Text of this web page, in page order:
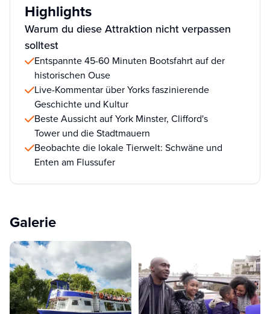
Highlights
Warum du diese Attraktion nicht verpassen
solltest
Entspannte 45-60 Minuten Bootsfahrt auf der
historischen Ouse
Live-Kommentar über Yorks faszinierende
Geschichte und Kultur
Beste Aussicht auf York Minster, Clifford's
Tower und die Stadtmauern
Beobachte die lokale Tierwelt: Schwäne und
Enten am Flussufer
Galerie